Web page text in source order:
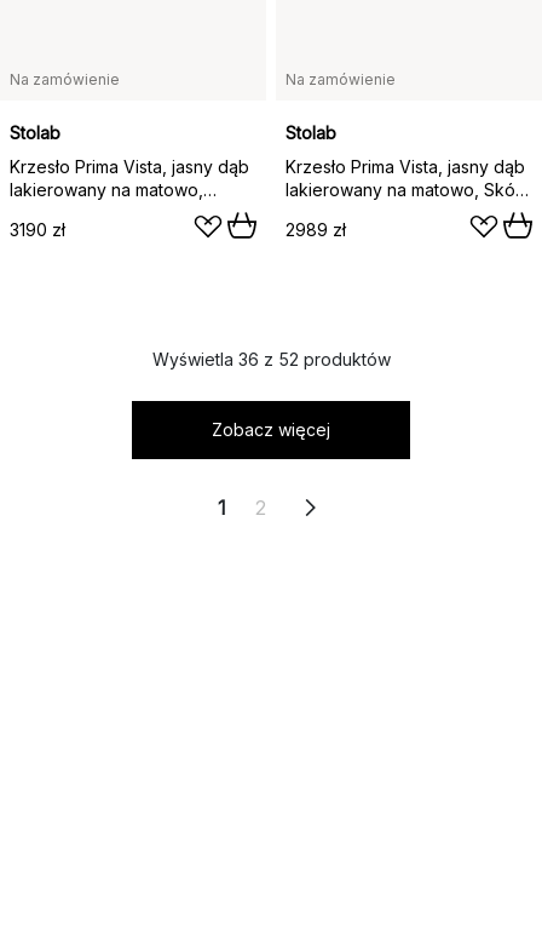
Na zamówienie
Stolab
Krzesło Prima Vista, jasny dąb
lakierowany na matowo,
Tkanina blues 9202 brązowy-
beżowy
3190 zł
Na zamówienie
Stolab
Krzesło Prima Vista, jasny dąb
lakierowany na matowo, Skóra
2989 zł
Wyświetla 36 z 52 produktów
Zobacz więcej
1 2